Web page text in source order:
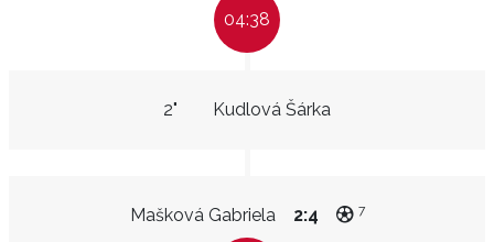
04:38
Kudlová Šárka
2"
Mašková Gabriela 2:4 7